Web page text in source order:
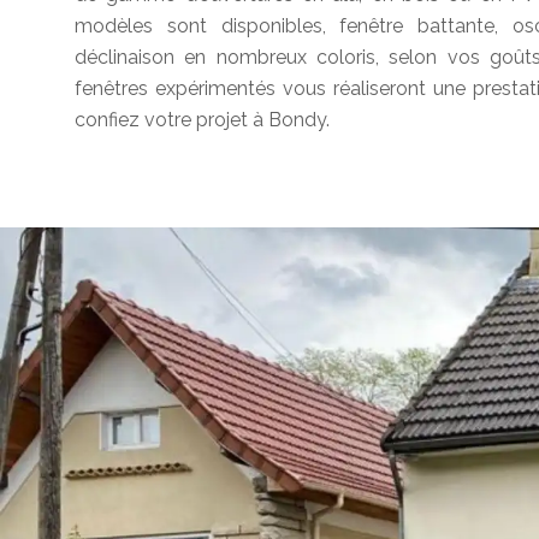
modèles sont disponibles, fenêtre battante,
déclinaison en nombreux coloris, selon vos
fenêtres expérimentés vous réaliseront une
confiez votre projet à Bondy.